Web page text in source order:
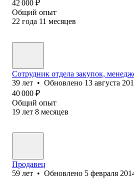
42 000 ₽
Общий опыт
22 года 11 месяцев
Сотрудник отдела закупок,
39 лет • Обновлено 13 августа
40 000 ₽
Общий опыт
19 лет 8 месяцев
Продавец
59 лет • Обновлено 5 февраля